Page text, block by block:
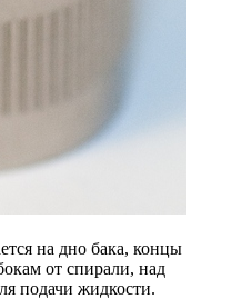
на дно бака, концы
от спирали, над
подачи жидкости.